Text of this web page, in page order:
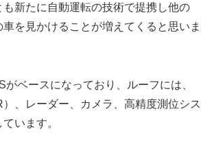
新たに自動運転の技術で提携し他の
を見かけることが増えてくると思いま
がベースになっており、ルーフには、
、レーダー、カメラ、高精度測位シス
います。